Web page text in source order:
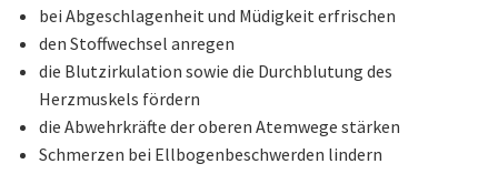
bei Abgeschlagenheit und Müdigkeit erfrischen
den Stoffwechsel anregen
die Blutzirkulation sowie die Durchblutung des
Herzmuskels fördern
die Abwehrkräfte der oberen Atemwege stärken
Schmerzen bei Ellbogenbeschwerden lindern